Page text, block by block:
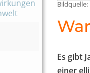
Bildquelle:
Es gibt
einer